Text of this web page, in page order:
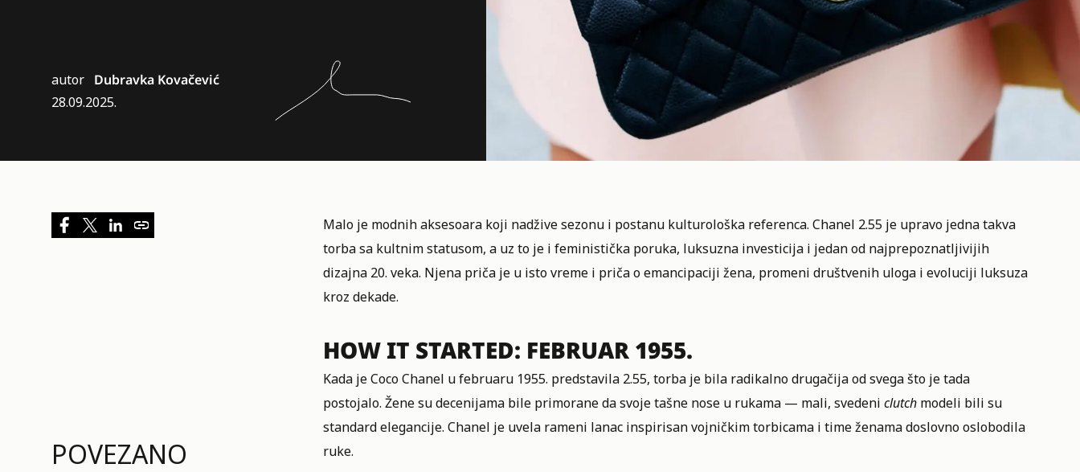
autor Dubravka Kovačević
28.09.2025.
POVEZANO
Malo je modnih aksesoara koji nadžive sezonu i postanu kulturološka referenca. Chanel 2.55 je upravo jedna takva
torba sa kultnim statusom, a uz to je i feministička poruka, luksuzna investicija i jedan od najprepoznatljivijih
dizajna 20. veka. Njena priča je u isto vreme i priča o emancipaciji žena, promeni društvenih uloga i evoluciji luksuza
kroz dekade.
HOW IT STARTED: FEBRUAR 1955.
Kada je Coco Chanel u februaru 1955. predstavila 2.55, torba je bila radikalno drugačija od svega što je tada
postojalo. Žene su decenijama bile primorane da svoje tašne nose u rukama — mali, svedeni clutchmodeli bili su
standard elegancije. Chanel je uvela rameni lanac inspirisan vojničkim torbicama i time ženama doslovno oslobodila
ruke.